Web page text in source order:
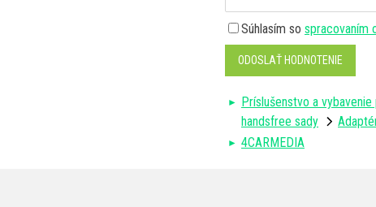
Súhlasím so spracovaním
ODOSLAŤ HODNOTENIE
Príslušenstvo a
handsfree sady
4CARMEDIA